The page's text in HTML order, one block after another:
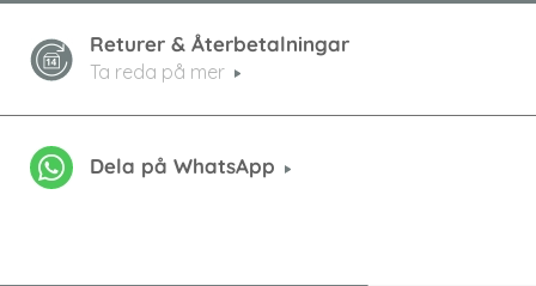
Returer & Återbetalningar
Ta reda på mer
Dela på WhatsApp